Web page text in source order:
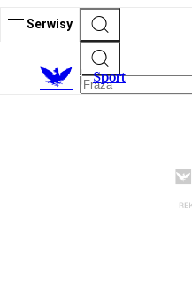
Serwisy
Sport